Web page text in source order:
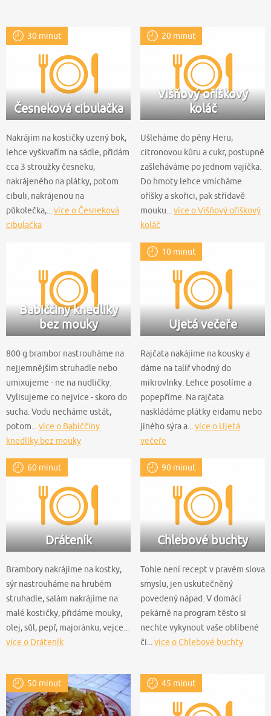
30 minut
Česneková cibulačka
Nakrájím na kostičky uzený bok,
lehce vyškvařím na sádle, přidám
cca 3 stroužky česneku,
nakrájeného na plátky, potom
cibuli, nakrájenou na
půkolečka,... více o Česneková
cibulačka
20 minut
Višňový oříškový
koláč
Ušleháme do pěny Heru,
citronovou kůru a cukr, postupně
zašleháváme po jednom vajíčka.
Do hmoty lehce vmícháme
oříšky a skořici, pak střídavě
mouku... více o Višňový oříškový
koláč
Babiččiny knedlíky
bez mouky
800 g brambor nastrouháme na
nejjemnějším struhadle nebo
umixujeme - ne na nudličky.
Vylisujeme co nejvíce - skoro do
sucha. Vodu necháme ustát,
potom... více o Babiččiny
knedlíky bez mouky
10 minut
Ujetá večeře
Rajčata nakájíme na kousky a
dáme na talíř vhodný do
mikrovlnky. Lehce posolíme a
popepříme. Na rajčata
naskládáme plátky eidamu nebo
jiného sýra a... více o Ujetá
večeře
60 minut
Dráteník
Brambory nakrájíme na kostky,
sýr nastrouháme na hrubém
struhadle, salám nakrájíme na
malé kostičky, přidáme mouky,
olej, sůl, pepř, majoránku, vejce...
více o Dráteník
90 minut
Chlebové buchty
Tohle není recept v pravém slova
smyslu, jen uskutečněný
povedený nápad. V domácí
pekárně na program těsto si
nechte vykynout vaše oblíbené
či...více o Chlebové buchty
50 minut 45 minut